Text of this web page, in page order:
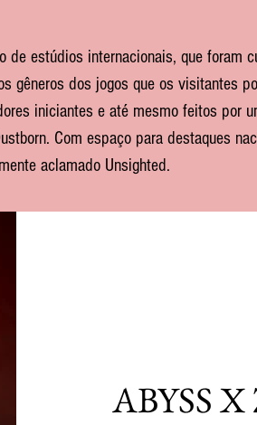
estúdios internacionais, que foram
gêneros dos jogos que os visitantes
iniciantes e até mesmo feitos por
Com espaço para destaques
aclamado Unsighted.
ABYSS